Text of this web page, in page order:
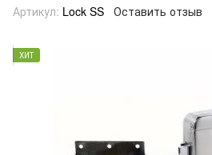
Артикул: Lock SS Оставить отзыв
ХИТ